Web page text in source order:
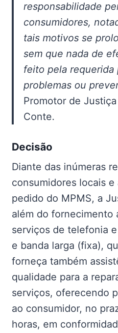
responsabilidade
consumidores,
tais motivos se
sem que nada de
feito pela requerida
problemas ou
Promotor de
Conte.
Decisão
Diante das inúmeras
consumidores locais
pedido do MPMS, a
além do fornecimento
serviços de telefonia
e banda larga (fixa),
forneça também
qualidade para a
serviços, oferecendo
ao consumidor, no
horas, em